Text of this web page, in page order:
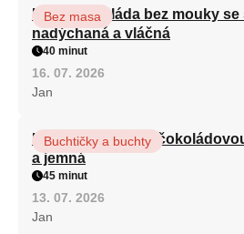
Kakaová roláda bez mouky
nadýchaná a vláčná
Bez masa
40 minut
16. 07. 2026
Jan
Kefírová buchta s
a jemná
Buchtičky a buchty
45 minut
13. 07. 2026
Jan